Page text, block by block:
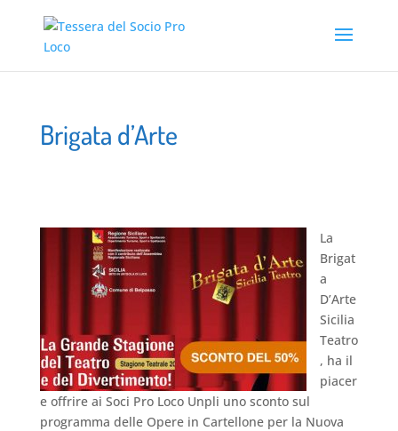
Brigata d’Arte
La
Brigat
a
D’Arte
Sicilia
Teatro
, ha il
piacer
e offrire ai Soci Pro Loco Unpli uno sconto sul
programma delle Opere in Cartellone per la Nuova